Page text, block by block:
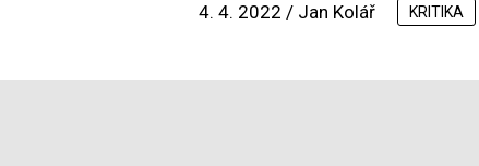
4. 4. 2022 / Jan Kolář KRITIKA